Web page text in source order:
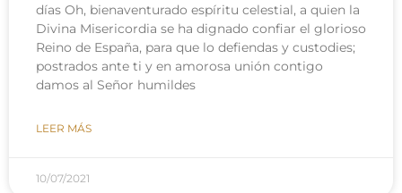
días Oh, bienaventurado espíritu celestial, a quien la
Divina Misericordia se ha dignado confiar el glorioso
Reino de España, para que lo defiendas y custodies;
postrados ante ti y en amorosa unión contigo
damos al Señor humildes
LEER MÁS
10/07/2021